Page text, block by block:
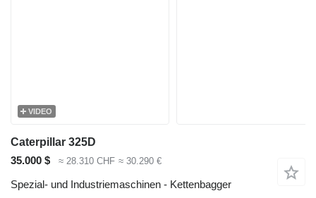
VIDEO
Caterpillar 325D
35.000 $
≈ 28.310 CHF ≈ 30.290 €
Spezial- und Industriemaschinen - Kettenbagger